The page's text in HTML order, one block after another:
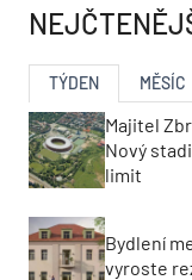
TÝDEN MĚSÍC
Majitel
Nový
limit
Bydlení
vyroste